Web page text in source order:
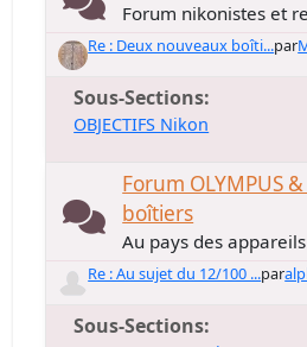
Forum nikonistes et
Re : Deux nouveaux boîti...par
Sous-Sections
OBJECTIFS Nikon
Forum OLYMPUS
boîtiers
Au pays des
Re : Au sujet du 12/100 ...par
Sous-Sections